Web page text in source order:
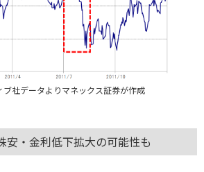
ブ社データよりマネックス証券が作成
安・金利低下拡大の可能性も